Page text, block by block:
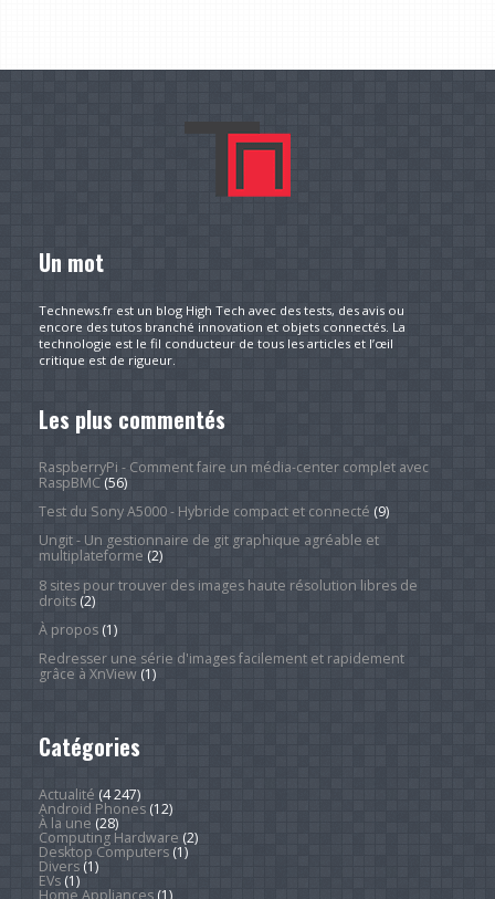
Un mot
Technews.fr est un blog High Tech avec des tests, des avis ou
encore des tutos branché innovation et objets connectés. La
technologie est le fil conducteur de tous les articles et l’œil
critique est de rigueur.
Les plus commentés
RaspberryPi - Comment faire un média-center complet avec
RaspBMC(56)
Test du Sony A5000 - Hybride compact et connecté (9)
Ungit - Un gestionnaire de git graphique agréable et
multiplateforme (2)
8 sites pour trouver des images haute résolution libres de
droits(2)
À propos(1)
Redresser une série d'images facilement et rapidement
grâce à XnView(1)
Catégories
Actualité (4 247)
Android Phones(12)
À la une (28)
Computing Hardware (2)
Desktop Computers(1)
Divers(1)
EVs(1)
Home Appliances(1)